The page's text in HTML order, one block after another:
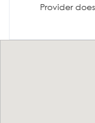
Provider